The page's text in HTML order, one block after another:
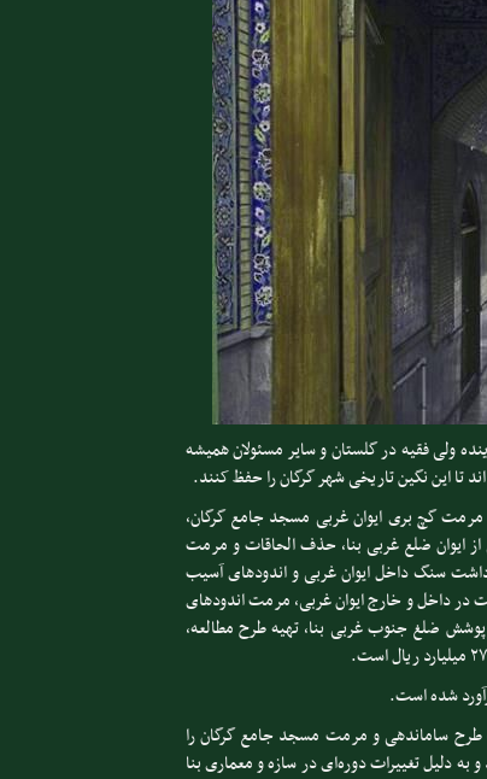
ولی فقیه در گلستان و سایر مسئولان همیشه
تا این نگین تاریخی شهر گرگان را حفظ کنند.
مرمت گچ بری ایوان غربی مسجد جامع گرگان،
ایوان ضلع غربی بنا، حذف الحاقات و مرمت
سنگ داخل ایوان غربی و اندودهای آسیب
در داخل و خارج ایوان غربی، مرمت اندودهای
و ساماندهی پوشش ضلغ جنوب غربی بنا، تهیه طرح مطالعه،
طرح ساماندهی و مرمت مسجد جامع گرگان را
و به دلیل تغییرات دوره‌ای در سازه و معماری بنا